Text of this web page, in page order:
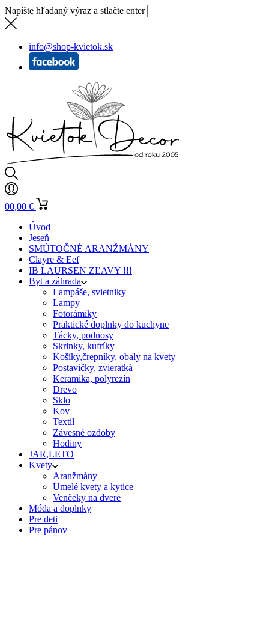
Napíšte hľadaný výraz a stlačte enter
info@shop-kvietok.sk
00,00 €
Úvod
Jeseň
SMÚTOČNÉ ARANŽMÁNY
Clayre & Eef
IB LAURSEN ZĽAVY !!!
Byt a záhrada
Lampáše, svietniky
Lampy
Fotorámiky
Praktické doplnky do kuchyne
Tácky, podnosy
Skrinky, kufríky
Košíky,črepníky, obaly na kvety
Postavičky, zvieratká
Keramika, polyrezín
Drevo
Sklo
Kov
Textil
Závesné ozdoby
Hodiny
JAR,LETO
Kvety
Aranžmány
Umelé kvety a kytice
Venčeky na dvere
Móda a doplnky
Pre deti
Pre pánov